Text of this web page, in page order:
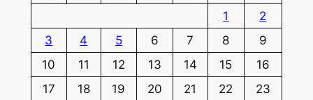
1
2
3
4 5 6 7 8
9
10
11 12 13 14 15
16
17
18 19 20 21 22
23